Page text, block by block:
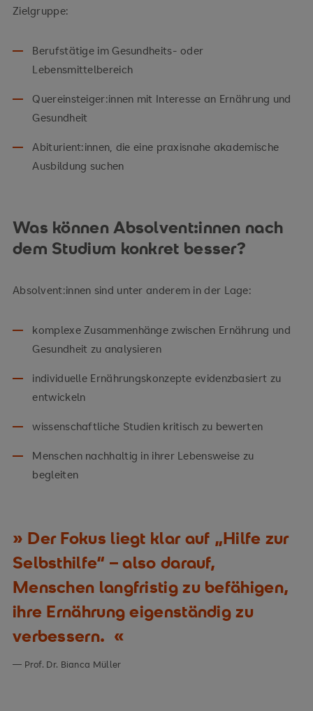
Zielgruppe:
Berufstätige im Gesundheits- oder
Lebensmittelbereich
Quereinsteiger:innen mit Interesse an Ernährung und
Gesundheit
Abiturient:innen, die eine praxisnahe akademische
Ausbildung suchen
Was können Absolvent:innen nach
dem Studium konkret besser?
Absolvent:innen sind unter anderem in der Lage:
komplexe Zusammenhänge zwischen Ernährung und
Gesundheit zu analysieren
individuelle Ernährungskonzepte evidenzbasiert zu
entwickeln
wissenschaftliche Studien kritisch zu bewerten
Menschen nachhaltig in ihrer Lebensweise zu
begleiten
Der Fokus liegt klar auf „Hilfe zur
Selbsthilfe“ – also darauf,
Menschen langfristig zu befähigen,
ihre Ernährung eigenständig zu
verbessern.
Prof. Dr. Bianca Müller